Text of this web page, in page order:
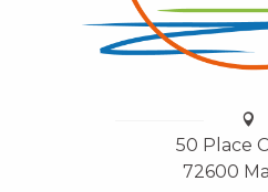
50 Place
72600